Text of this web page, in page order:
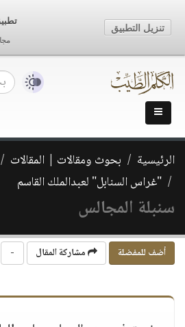
الرئيسية بحوث ومقالات | المقالات
"غراس السنابل" لعبدالملك القاسم
سنبلة المجالس
أضف للمفضلة مشاركة المقال -
تنزيل التطبيق